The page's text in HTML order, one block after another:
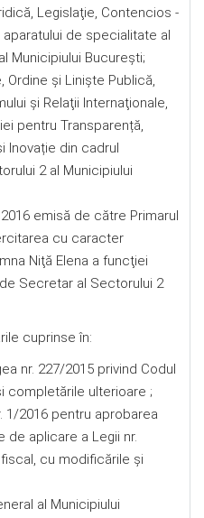
Legislaţie, Contencios -
de specialitate al
Municipiului Bucureşti;
Ordine şi Linişte Publică,
şi Relaţii Internaţionale,
pentru Transparență,
Inovație din cadrul
2 al Municipiului
emisă de către Primarul
cu caracter
Niţă Elena a funcţiei
Secretar al Sectorului 2
cuprinse în:
nr. 227/2015 privind Codul
completările ulterioare ;
1/2016 pentru aprobarea
aplicare a Legii nr.
cu modificările şi
al Municipiului